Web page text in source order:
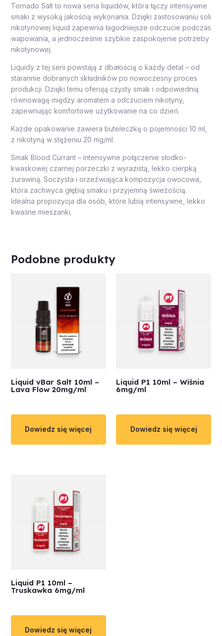
Tornado Salt to nowa seria liquidów, która łączy intensywne
smaki z wysoką jakością wykonania. Dzięki zastosowaniu soli
nikotynowej liquid zapewnia łagodniejsze odczucie podczas
wapowania, a jednocześnie szybkie zaspokojenie potrzeby
nikotynowej.
Liquidy z tej serii powstają z dbałością o każdy detal – od
starannie dobranych składników po nowoczesny proces
produkcji. Dzięki temu oferują czysty smak i odpowiednią
równowagę między aromatem a odczuciem nikotyny,
zapewniając komfortowe użytkowanie na co dzień.
Każde opakowanie zawiera buteleczkę o pojemności 10 ml,
z nikotyną w stężeniu 20 mg/ml.
Smak Blood Currant – intensywne połączenie słodko-
kwaskowej czarnej porzeczki z wyrazistą, lekko cierpką
żurawiną. Soczysta i orzeźwiająca kompozycja owocowa,
która zachwyca głębią smaku i przyjemną świeżością.
Idealna propozycja dla osób, które lubią intensywne, lekko
kwaśne mieszanki.
Podobne produkty
Liquid vBar Salt 10ml –
Lava Flow 20mg/ml
Dowiedz się więcej
Liquid P1 10ml – Wiśnia
6mg/ml
Dowiedz się więcej
Liquid P1 10ml –
Truskawka 6mg/ml
Dowiedz się więcej